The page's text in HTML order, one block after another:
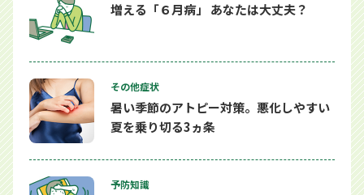
増える「６月病」 あなたは大丈夫？
その他症状
暑い季節のアトピー対策。悪化しやすい
夏を乗り切る3ヵ条
予防知識